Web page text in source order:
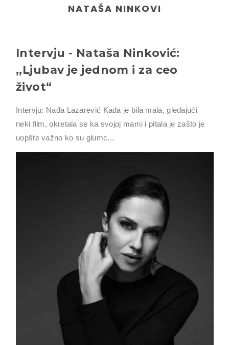
NATAŠA NINKOVI
Intervju - Nataša Ninković:
,,Ljubav je jednom i za ceo
život“
Intervju: Nađa Lazarević Kada je bila mala, gledajući
neki film, okretala se ka svojoj mami i pitala je zašto je
uopšte važno ko su glumc...